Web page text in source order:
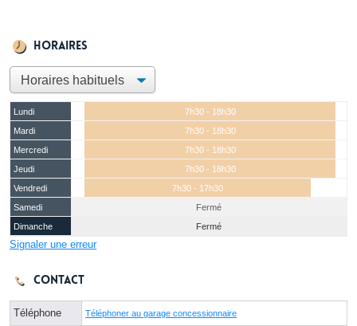
Horaires
Lundi
7h30 - 18h30
Mardi
7h30 - 18h30
Mercredi
7h30 - 18h30
Jeudi
7h30 - 18h30
Vendredi
7h30 - 17h30
Samedi
Fermé
Dimanche
Fermé
Signaler une erreur
Contact
Téléphone Téléphoner au garage concessionnaire